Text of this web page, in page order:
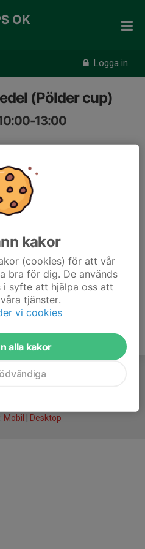
Logga in
OK
(Pölder cup)
13:00
Mobil Desktop
kakor
(cookies) för att vår
bra för dig. De används
i syfte att hjälpa oss att
tjänster.
vi cookies
alla kakor